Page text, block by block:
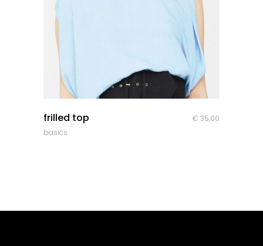
frilled top € 35,00
basics